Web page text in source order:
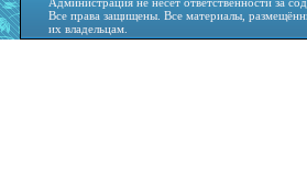
Все права защищены. Все материалы,
их владельцам.